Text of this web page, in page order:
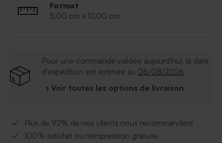
Format
5,00 cm x 10,00 cm
Pour une commande validée aujourd'hui, la date
d'expédition est estimée au 06/08/2026
› Voir toutes les options de livraison
Plus de 92% de nos clients nous recommandent
100% satisfait ou réimpression gratuite